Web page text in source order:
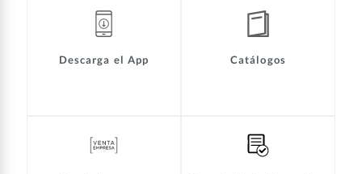
Descarga el App Catálogos